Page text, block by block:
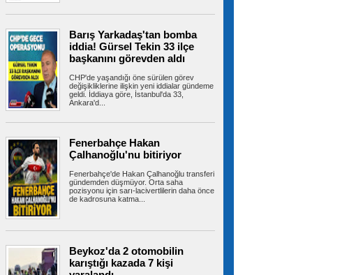
dostlar için dev yatırım
yaşam kalitesini artıracak...
Ahbap soruşturmasında MASAK
hareketleri tek tek incelendi! Kim ne kadar
gönderdi?
İstanbul Cumhuriyet Başsavcılığı'nın yürüttüğü
Ahbap soruşturması kapsamında...
LGS'de İstanbul'un en yüksek
puanlı 20 lisesi belli oldu
Liselere Geçiş Sistemi (LGS) ilk yerleştirme
sonuçlarının açıklanmasının...
Milyonlarca emeklinin maaşında
kesinti yapılacak! Tutar netleşti
Barış Yarkadaş'tan bomba
iddia! Gürsel Tekin 33 ilçe
başkanını görevden aldı
CHP'de yaşandığı öne sürülen görev
değişikliklerine ilişkin yeni iddialar gündeme
geldi. İddiaya göre, İstanbul'da 33,
Ankara'd...
Fenerbahçe Hakan
Çalhanoğlu'nu bitiriyor
Fenerbahçe'de Hakan Çalhanoğlu transferi
gündemden düşmüyor. Orta saha
pozisyonu için sarı-lacivertlilerin daha önce
de kadrosuna katma...
Beykoz'da 2 otomobilin
karıştığı kazada 7 kişi